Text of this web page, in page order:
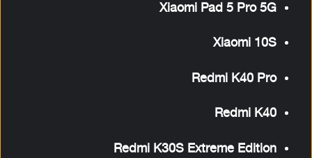
Xiaomi Pad 5 Pro 5G
Xiaomi 10S
Redmi K40 Pro
Redmi K40
Redmi K30S Extreme Edition